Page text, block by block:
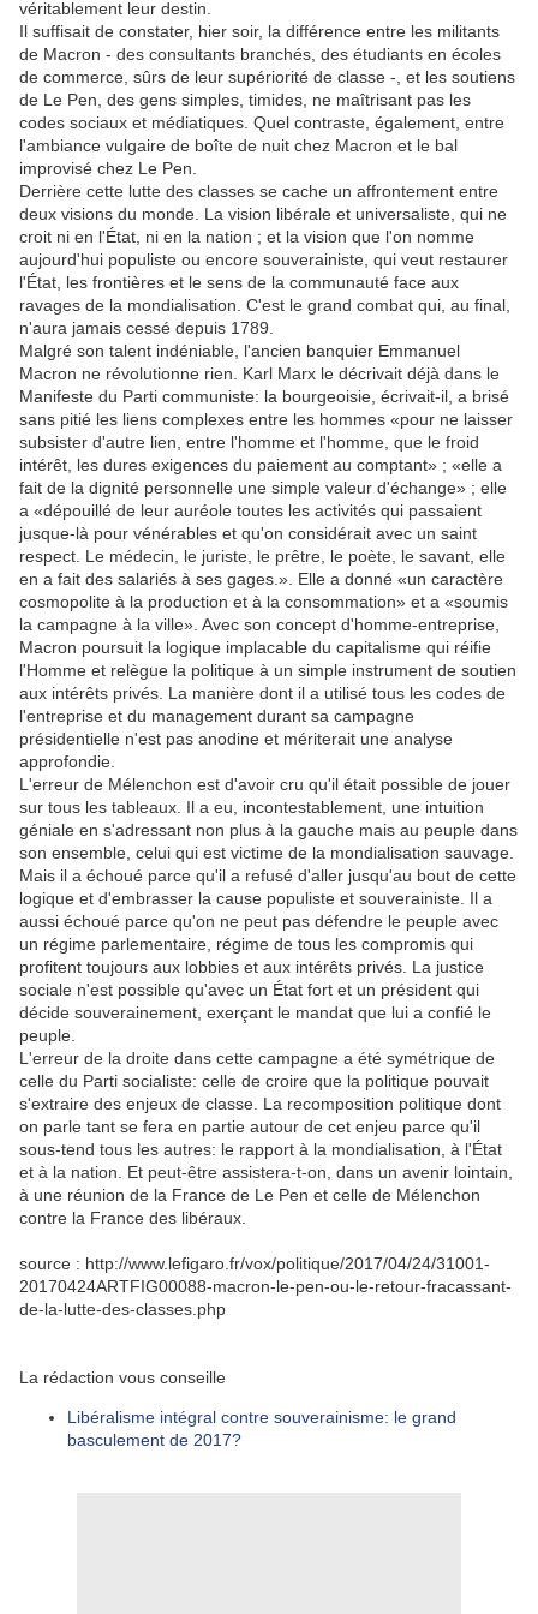
véritablement leur destin.
Il suffisait de constater, hier soir, la différence entre les militants
de Macron - des consultants branchés, des étudiants en écoles
de commerce, sûrs de leur supériorité de classe -, et les soutiens
de Le Pen, des gens simples, timides, ne maîtrisant pas les
codes sociaux et médiatiques. Quel contraste, également, entre
l'ambiance vulgaire de boîte de nuit chez Macron et le bal
improvisé chez Le Pen.
Derrière cette lutte des classes se cache un affrontement entre
deux visions du monde. La vision libérale et universaliste, qui ne
croit ni en l'État, ni en la nation ; et la vision que l'on nomme
aujourd'hui populiste ou encore souverainiste, qui veut restaurer
l'État, les frontières et le sens de la communauté face aux
ravages de la mondialisation. C'est le grand combat qui, au final,
n'aura jamais cessé depuis 1789.
Malgré son talent indéniable, l'ancien banquier Emmanuel
Macron ne révolutionne rien. Karl Marx le décrivait déjà dans le
Manifeste du Parti communiste: la bourgeoisie, écrivait-il, a brisé
sans pitié les liens complexes entre les hommes «pour ne laisser
subsister d'autre lien, entre l'homme et l'homme, que le froid
intérêt, les dures exigences du paiement au comptant» ; «elle a
fait de la dignité personnelle une simple valeur d'échange» ; elle
a «dépouillé de leur auréole toutes les activités qui passaient
jusque-là pour vénérables et qu'on considérait avec un saint
respect. Le médecin, le juriste, le prêtre, le poète, le savant, elle
en a fait des salariés à ses gages.». Elle a donné «un caractère
cosmopolite à la production et à la consommation» et a «soumis
la campagne à la ville». Avec son concept d'homme-entreprise,
Macron poursuit la logique implacable du capitalisme qui réifie
l'Homme et relègue la politique à un simple instrument de soutien
aux intérêts privés. La manière dont il a utilisé tous les codes de
l'entreprise et du management durant sa campagne
présidentielle n'est pas anodine et mériterait une analyse
approfondie.
L'erreur de Mélenchon est d'avoir cru qu'il était possible de jouer
sur tous les tableaux. Il a eu, incontestablement, une intuition
géniale en s'adressant non plus à la gauche mais au peuple dans
son ensemble, celui qui est victime de la mondialisation sauvage.
Mais il a échoué parce qu'il a refusé d'aller jusqu'au bout de cette
logique et d'embrasser la cause populiste et souverainiste. Il a
aussi échoué parce qu'on ne peut pas défendre le peuple avec
un régime parlementaire, régime de tous les compromis qui
profitent toujours aux lobbies et aux intérêts privés. La justice
sociale n'est possible qu'avec un État fort et un président qui
décide souverainement, exerçant le mandat que lui a confié le
peuple.
L'erreur de la droite dans cette campagne a été symétrique de
celle du Parti socialiste: celle de croire que la politique pouvait
s'extraire des enjeux de classe. La recomposition politique dont
on parle tant se fera en partie autour de cet enjeu parce qu'il
sous-tend tous les autres: le rapport à la mondialisation, à l'État
et à la nation. Et peut-être assistera-t-on, dans un avenir lointain,
à une réunion de la France de Le Pen et celle de Mélenchon
contre la France des libéraux.
source : http://www.lefigaro.fr/vox/politique/2017/04/24/31001-
20170424ARTFIG00088-macron-le-pen-ou-le-retour-fracassant-
de-la-lutte-des-classes.php
La rédaction vous conseille
Libéralisme intégral contre souverainisme: le grand
basculement de 2017?